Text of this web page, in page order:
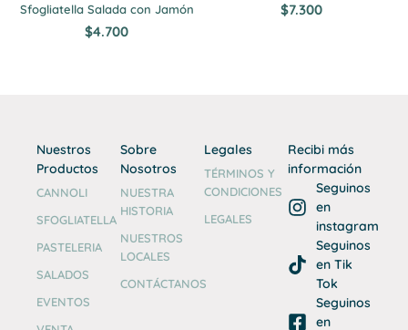
Sfogliatella Salada con Jamón
$4.700
$7.300
Nuestros
Productos
CANNOLI
SFOGLIATELLA
PASTELERIA
SALADOS
EVENTOS
Sobre
Nosotros
NUESTRA
HISTORIA
NUESTROS
LOCALES
CONTÁCTANOS
Legales
TÉRMINOS Y
CONDICIONES
LEGALES
Recibi más
información
Seguinos
en
instagram
Seguinos
en Tik
Tok
Seguinos
en